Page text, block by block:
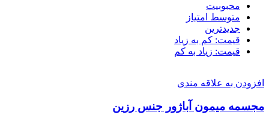
محبوبیت
متوسط امتیاز
جدیدترین
قیمت: کم به زیاد
قیمت: زیاد به کم
افزودن به علاقه مندی
مجسمه میمون آباژور جنس رزین